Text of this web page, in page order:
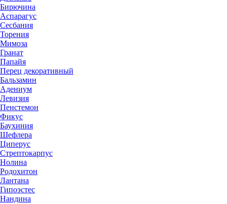
Бирючина
Аспарагус
Сесбания
Торения
Мимоза
Гранат
Папайя
Перец декоративный
Бальзамин
Адениум
Левизия
Пенстемон
Фикус
Баухиния
Шефлера
Циперус
Стрептокарпус
Нолина
Родохитон
Лантана
Гипоэстес
Нандина